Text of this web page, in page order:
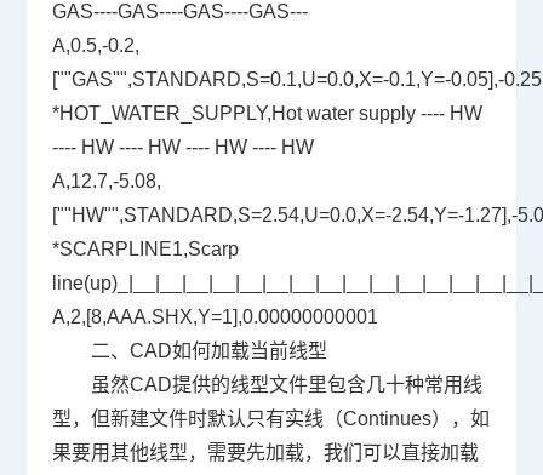
GAS----GAS----GAS----GAS---
A,0.5,-0.2,
[""GAS"",STANDARD,S=0.1,U=0.0,X=-0.1,Y=-0.05],-0.25
*HOT_WATER_SUPPLY,Hot water supply ---- HW
---- HW ---- HW ---- HW ---- HW
A,12.7,-5.08,
[""HW"",STANDARD,S=2.54,U=0.0,X=-2.54,Y=-1.27],-
*SCARPLINE1,Scarp
A,2,[8,AAA.SHX,Y=1],0.00000000001
二、CAD如何加载当前线型
虽然CAD提供的线型文件里包含几十种常用线
型，但新建文件时默认只有实线（Continues），如
果要用其他线型，需要先加载，我们可以直接加载